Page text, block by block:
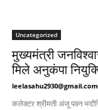
Uncategorized
मुख्यमंत्री
मिले अनुकंपा
leelasahu2930@gmail.com
कलेक्टर श्रीमती अंजू पवन